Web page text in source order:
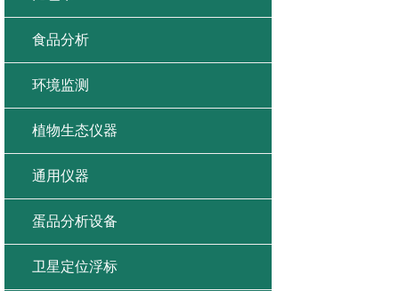
食品分析
环境监测
植物生态仪器
通用仪器
蛋品分析设备
卫星定位浮标